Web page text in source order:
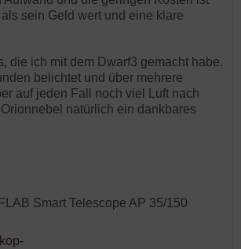
sein Geld wert und eine klare
die ich mit dem Dwarf3 gemacht habe.
belichtet und über mehrere
auf jeden Fall noch viel Luft nach
natürlich ein dankbares
Smart Telescope AP 35/150